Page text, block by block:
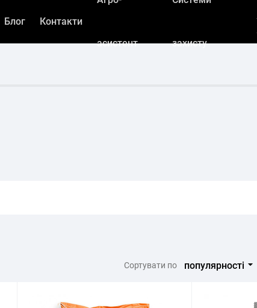
Блог Контакти
асистент захисту
Cортувати по популярності